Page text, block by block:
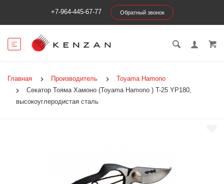
+7-964-445-67-77 Обратный звонок
Главная Производитель
Toyama Hamono
Секатор Тояма Хамоно (Toyama Hamono ) T-25 YP180,
высокоуглеродистая сталь